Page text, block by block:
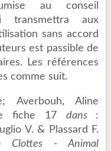
au conseil
transmettra aux
sans accord
est passible de
Les références
comme suit.
Averbouh, Aline
fiche 17 dans :
V. & Plassard F.
Clottes - Animal